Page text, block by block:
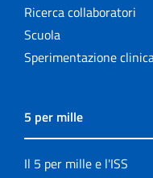
Ricerca collaboratori
Scuola
Sperimentazione
5 per mille
Il 5 per mille e l'ISS